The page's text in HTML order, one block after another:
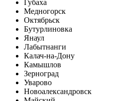
Губаха
Медногорск
Октябрьск
Бутурлиновка
Янаул
Лабытнанги
Калач-на-Дону
Камышлов
Зерноград
Уварово
Новоалександровск